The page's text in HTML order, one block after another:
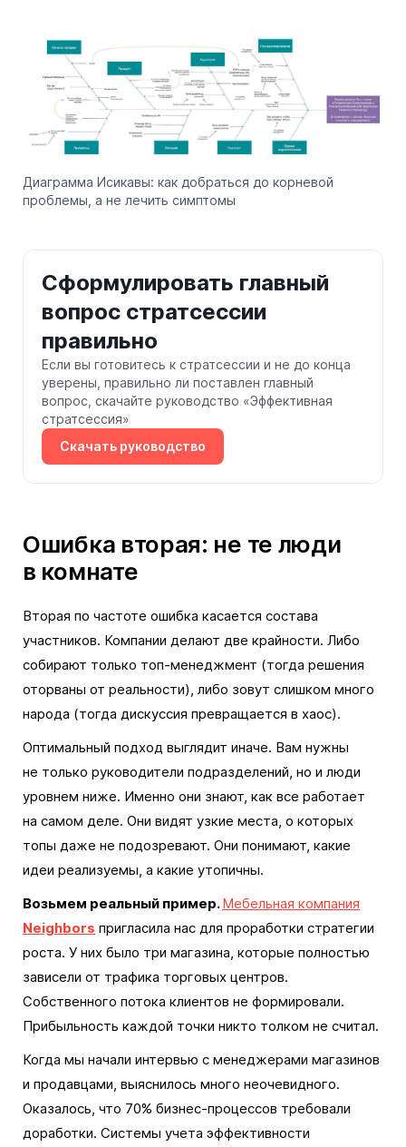
Диаграмма Исикавы: как добраться до корневой
проблемы, а не лечить симптомы
Сформулировать главный
вопрос стратсессии
правильно
Если вы готовитесь к стратсессии и не до конца
уверены, правильно ли поставлен главный
вопрос, скачайте руководство «Эффективная
стратсессия»
Скачать руководство
Ошибка вторая: не те люди
в комнате
Вторая по частоте ошибка касается состава
участников. Компании делают две крайности. Либо
собирают только топ-менеджмент (тогда решения
оторваны от реальности), либо зовут слишком много
народа (тогда дискуссия превращается в хаос).
Оптимальный подход выглядит иначе. Вам нужны
не только руководители подразделений, но и люди
уровнем ниже. Именно они знают, как все работает
на самом деле. Они видят узкие места, о которых
топы даже не подозревают. Они понимают, какие
идеи реализуемы, а какие утопичны.
Возьмем реальный пример.Мебельная компания
Neighbors пригласила нас для проработки стратегии
роста. У них было три магазина, которые полностью
зависели от трафика торговых центров.
Собственного потока клиентов не формировали.
Прибыльность каждой точки никто толком не считал.
Когда мы начали интервью с менеджерами магазинов
и продавцами, выяснилось много неочевидного.
Оказалось, что 70% бизнес-процессов требовали
доработки. Системы учета эффективности